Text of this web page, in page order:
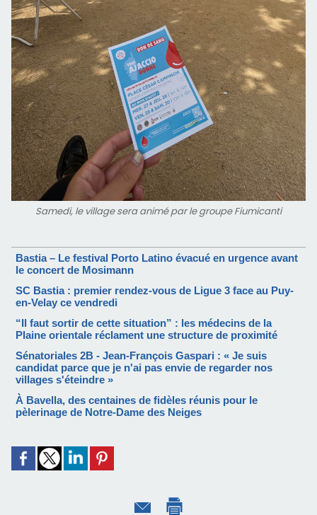
Samedi, le village sera animé par le groupe Fiumicanti
Bastia – Le festival Porto Latino évacué en urgence avant
le concert de Mosimann
SC Bastia : premier rendez-vous de Ligue 3 face au Puy-
en-Velay ce vendredi
“Il faut sortir de cette situation” : les médecins de la
Plaine orientale réclament une structure de proximité
Sénatoriales 2B - Jean-François Gaspari : « Je suis
candidat parce que je n'ai pas envie de regarder nos
villages s'éteindre »
À Bavella, des centaines de fidèles réunis pour le
pèlerinage de Notre-Dame des Neiges